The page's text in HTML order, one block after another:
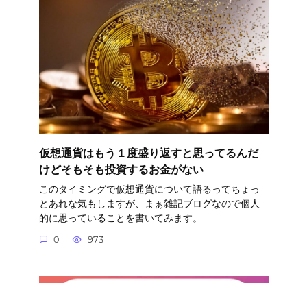
仮想通貨はもう１度盛り返すと思ってるんだ
けどそもそも投資するお金がない
このタイミングで仮想通貨について語るってちょっ
とあれな気もしますが、まぁ雑記ブログなので個人
的に思っていることを書いてみます。
0 973